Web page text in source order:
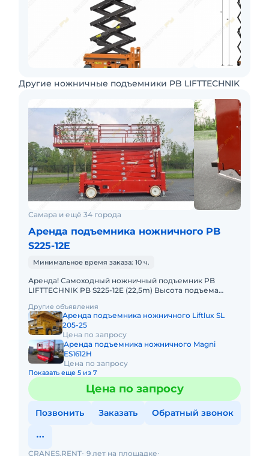
Другие ножничные подъемники PB LIFTTECHNIK
Самара и ещё 34 города
Аренда подъемника ножничного PB
S225-12E
Минимальное время заказа: 10 ч.
Аренда! Самоходный ножничный подъемник PB
LIFTTECHNIK PB S225-12E (22,5m) Высота подъема
ширина 1,22 x длина 4m
Другие объявления
Аренда подъемника ножничного Liftlux SL
205-25
Цена по запросу
Аренда подъемника ножничного Magni
ES1612H
Цена по запросу
Показать еще 5 из 7
Цена по запросу
Позвонить Заказать Обратный звонок
CRANES.RENT 9 лет на площадке